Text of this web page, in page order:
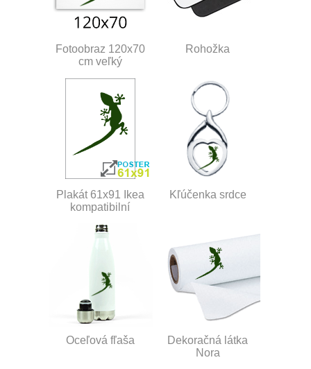
Fotoobraz 120x70
cm veľký
Rohožka
Plakát 61x91 Ikea
kompatibilní
Kľúčenka srdce
Oceľová fľaša
Dekoračná látka
Nora